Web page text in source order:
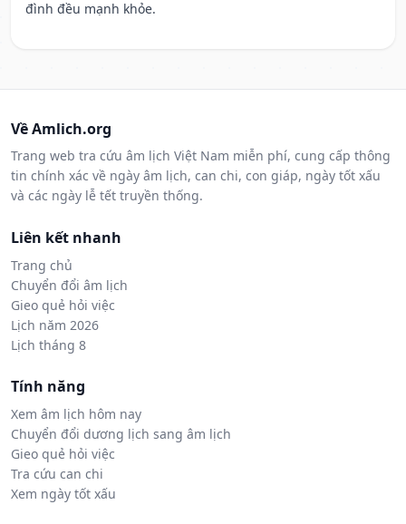
đình đều mạnh khỏe.
Về Amlich.org
Trang web tra cứu âm lịch Việt Nam miễn phí, cung cấp thông
tin chính xác về ngày âm lịch, can chi, con giáp, ngày tốt xấu
và các ngày lễ tết truyền thống.
Liên kết nhanh
Trang chủ
Chuyển đổi âm lịch
Gieo quẻ hỏi việc
Lịch năm 2026
Lịch tháng 8
Tính năng
Xem âm lịch hôm nay
Chuyển đổi dương lịch sang âm lịch
Gieo quẻ hỏi việc
Tra cứu can chi
Xem ngày tốt xấu